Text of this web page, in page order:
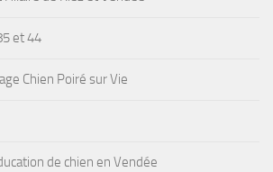
et 44
Chien Poiré sur Vie
de chien en Vendée